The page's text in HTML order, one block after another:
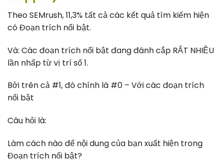
Theo SEMrush, 11,3% tất cả các kết quả tìm kiếm hiện
có Đoạn trích nổi bật.
Và: Các đoạn trích nổi bật đang đánh cắp RẤT NHIỀU
lần nhấp từ vị trí số 1.
Bởi trên cả #1, đó chính là #0 – Với các đoạn trích
nổi bật
Câu hỏi là:
Làm cách nào để nội dung của bạn xuất hiện trong
Đoạn trích nổi bật?